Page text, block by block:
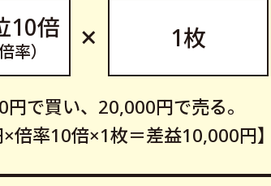
10倍
率） × 1枚
円で買い、20,000円で売る。
倍率10倍×1枚＝差益10,000円